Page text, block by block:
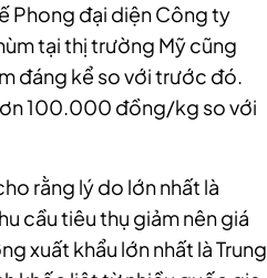
Phong đại diện Công ty
tại thị trường Mỹ cũng
đáng kể so với trước đó.
100.000 đồng/kg so với
rằng lý do lớn nhất là
cầu tiêu thụ giảm nên giá
xuất khẩu lớn nhất là Trung